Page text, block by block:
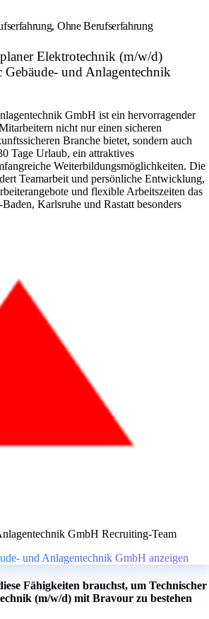
Ohne Berufserfahrung
Elektrotechnik (m/w/d)
und Anlagentechnik
GmbH ist ein hervorragender
nicht nur einen sicheren
Branche bietet, sondern auch
Tage Urlaub, ein attraktives
Weiterbildungsmöglichkeiten. Die
Teamarbeit und persönliche Entwicklung,
und flexible Arbeitszeiten das
Karlsruhe und Rastatt besonders
GmbH Recruiting-Team
und Anlagentechnik GmbH anzeigen
Fähigkeiten brauchst, um Technischer
(m/w/d) mit Bravour zu bestehen